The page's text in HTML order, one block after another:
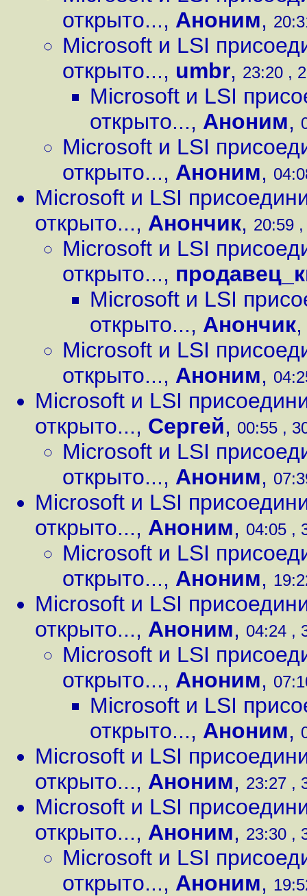
открыто..., Аноним,
Microsoft и LSI
открыто..., umbr, 23:20 ,
Microsoft и LSI
открыто..., Аноним,
Microsoft и LSI
открыто..., Аноним,
Microsoft и LSI
открыто..., Анончик, 20:59
Microsoft и LSI
открыто...,
Microsoft и LSI
открыто..., Анончик
Microsoft и LSI
открыто..., Аноним,
Microsoft и LSI
открыто..., Сергей, 00:55 ,
Microsoft и LSI
открыто..., Аноним,
Microsoft и LSI
открыто..., Аноним, 04:05 ,
Microsoft и LSI
открыто..., Аноним,
Microsoft и LSI
открыто..., Аноним, 04:24 ,
Microsoft и LSI
открыто..., Аноним,
Microsoft и LSI
открыто..., Аноним,
Microsoft и LSI
открыто..., Аноним, 23:27 ,
Microsoft и LSI
открыто..., Аноним, 23:30 ,
Microsoft и LSI
открыто..., Аноним,